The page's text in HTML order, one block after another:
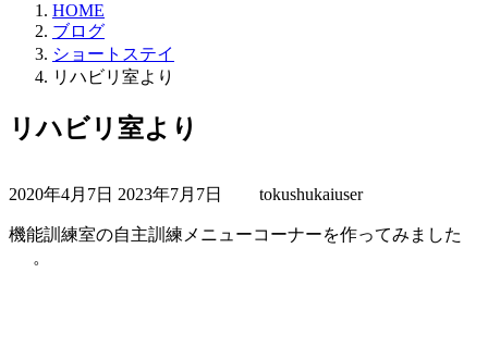
HOME
ブログ
ショートステイ
リハビリ室より
リハビリ室より
2020年4月7日 終
更
新
2023年7月7日 tokushukaiuser
機能訓練室の自主訓練メニューコーナーを作ってみました
。